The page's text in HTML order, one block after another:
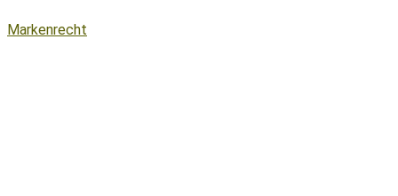
Markenrecht